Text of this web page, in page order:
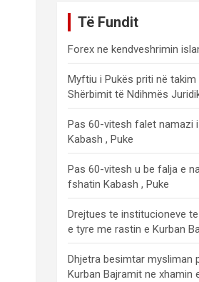
Të Fundit
Forex ne kendveshrimin
Myftiu i Pukës priti në
Shërbimit të Ndihmës
Pas 60-vitesh falet namazi
Kabash , Puke
Pas 60-vitesh u be falja e
fshatin Kabash , Puke
Drejtues te institucioneve
e tyre me rastin e Kurban
Dhjetra besimtar mysliman
Kurban Bajramit ne xhamin